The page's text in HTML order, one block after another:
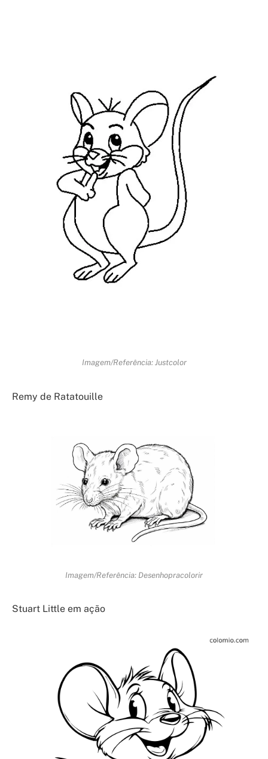
Imagem/Referência: Justcolor
Remy de Ratatouille
Imagem/Referência: Desenhopracolorir
Stuart Little em ação